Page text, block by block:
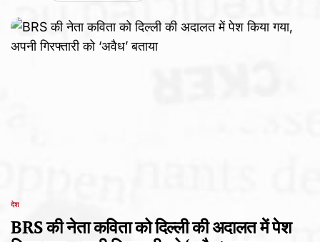
POSTED
देश
BRS की नेता कविता को दिल्ली की अदालत में पेश